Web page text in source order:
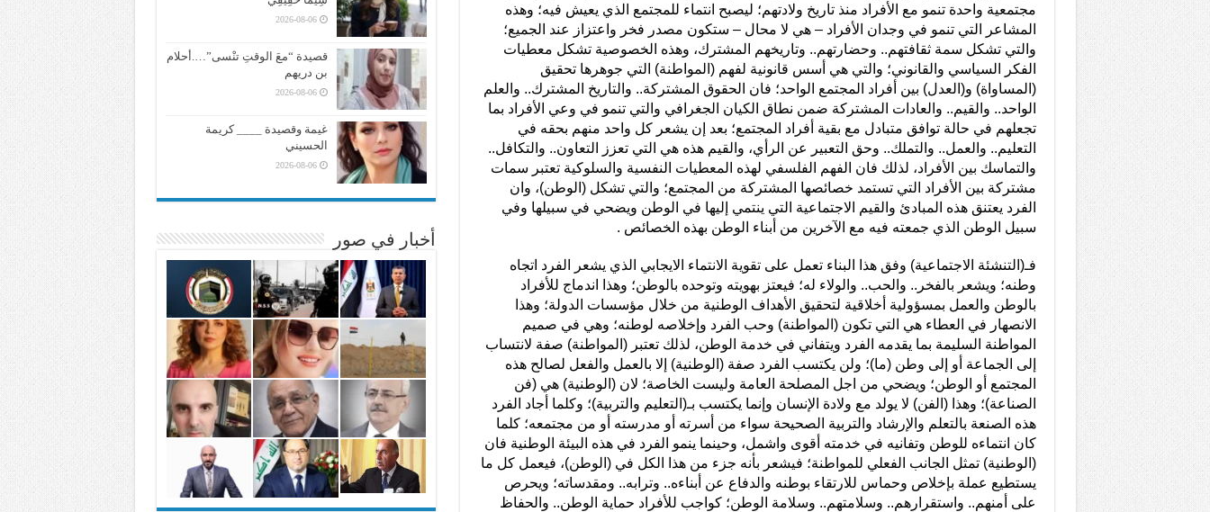
مجتمعية واحدة تنمو مع الأفراد منذ تاريخ ولادتهم؛ ليصبح انتماء للمجتمع الذي يعيش فيه؛ وهذه
المشاعر التي تنمو في وجدان الأفراد – هي لا محال – ستكون مصدر فخر واعتزاز عند الجميع؛
والتي تشكل سمة ثقافتهم.. وحضارتهم.. وتاريخهم المشترك، وهذه الخصوصية تشكل معطيات
الفكر السياسي والقانوني؛ والتي هي أسس قانونية لفهم (المواطنة) التي جوهرها تحقيق
(المساواة) و(العدل) بين أفراد المجتمع الواحد؛ فان الحقوق المشتركة.. والتاريخ المشترك.. والعلم
الواحد.. والقيم.. والعادات المشتركة ضمن نطاق الكيان الجغرافي والتي تنمو في وعي الأفراد بما
تجعلهم في حالة توافق متبادل مع بقية أفراد المجتمع؛ بعد إن يشعر كل واحد منهم بحقه في
التعليم.. والعمل.. والتملك.. وحق التعبير عن الرأي، والقيم هذه هي التي تعزز التعاون.. والتكافل..
والتماسك بين الأفراد، لذلك فان الفهم الفلسفي لهذه المعطيات النفسية والسلوكية تعتبر سمات
مشتركة بين الأفراد التي تستمد خصائصها المشتركة من المجتمع؛ والتي تشكل (الوطن)، وان
الفرد يعتنق هذه المبادئ والقيم الاجتماعية التي ينتمي إليها في الوطن ويضحي في سبيلها وفي
سبيل الوطن الذي جمعته فيه مع الآخرين من أبناء الوطن بهذه الخصائص .
فـ(التنشئة الاجتماعية) وفق هذا البناء تعمل على تقوية الانتماء الايجابي الذي يشعر الفرد اتجاه
وطنه؛ ويشعر بالفخر.. والحب.. والولاء له؛ فيعتز بهويته وتوحده بالوطن؛ وهذا اندماج للأفراد
بالوطن والعمل بمسؤولية أخلاقية لتحقيق الأهداف الوطنية من خلال مؤسسات الدولة؛ وهذا
الانصهار في العطاء هي التي تكون (المواطنة) وحب الفرد وإخلاصه لوطنه؛ وهي في صميم
المواطنة السليمة بما يقدمه الفرد ويتفاني في خدمة الوطن، لذلك تعتبر (المواطنة) صفة لانتساب
إلى الجماعة أو إلى وطن (ما)؛ ولن يكتسب الفرد صفة (الوطنية) إلا بالعمل والفعل لصالح هذه
المجتمع أو الوطن؛ ويضحي من اجل المصلحة العامة وليست الخاصة؛ لان (الوطنية) هي (فن
الصناعة)؛ وهذا (الفن) لا يولد مع ولادة الإنسان وإنما يكتسب بـ(التعليم والتربية)؛ وكلما أجاد الفرد
هذه الصنعة بالتعلم والإرشاد والتربية الصحيحة سواء من أسرته أو مدرسته أو من مجتمعه؛ كلما
كان انتماءه للوطن وتفانيه في خدمته أقوى واشمل، وحينما ينمو الفرد في هذه البيئة الوطنية فان
(الوطنية) تمثل الجانب الفعلي للمواطنة؛ فيشعر بأنه جزء من هذا الكل في (الوطن)، فيعمل كل ما
يستطيع عملة بإخلاص وحماس للارتقاء بوطنه والدفاع عن أبناءه.. وترابه.. ومقدساته؛ ويحرص
على أمنهم.. واستقرارهم.. وسلامتهم.. وسلامة الوطن؛ كواجب للأفراد حماية الوطن.. والحفاظ
2026-08-06
قصيدة “معَ الوقتِ تنْسى”….أحلام
بن دريهم
2026-08-06
غيمة وقصيدة ____ كريمة
الحسيني
2026-08-06
أخبار في صور